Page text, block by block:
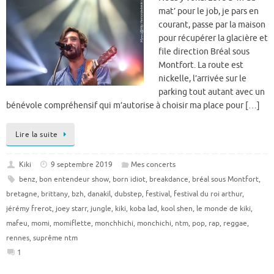
mat’ pour le job, je pars en
courant, passe par la maison
pour récupérer la glacière et
file direction Bréal sous
Montfort. La route est
nickelle, l’arrivée sur le
parking tout autant avec un
bénévole compréhensif qui m’autorise à choisir ma place pour […]
Lire la suite
Kiki 9 septembre 2019
Mes concerts
benz, bon entendeur show, born idiot, breakdance, bréal sous Montfort,
bretagne, brittany, bzh, danakil, dubstep, festival, festival du roi arthur,
jérémy frerot, joey starr, jungle, kiki, koba lad, kool shen, le monde de kiki,
mafeu, momi, momiflette, monchhichi, monchichi, ntm, pop, rap, reggae,
rennes, suprême ntm
1